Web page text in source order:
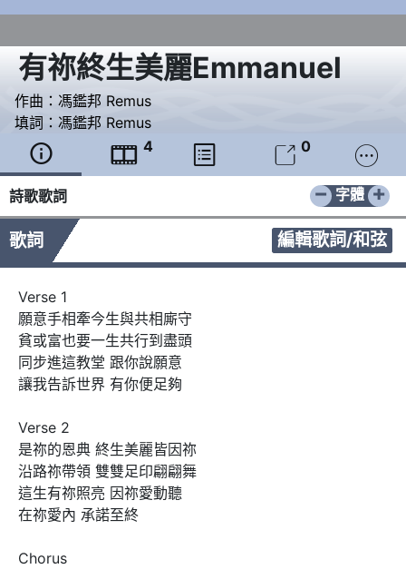
有祢終生美麗Emmanuel
作曲： 馮鑑邦 Remus
填詞： 馮鑑邦 Remus
  4   0 
詩歌歌詞 − +
字體
歌詞 編輯歌詞/和弦
Verse 1
願意手相牽今生與共相廝守
貧或富也要一生共行到盡頭
同步進這教堂 跟你說願意
讓我告訴世界 有你便足夠
Verse 2
是祢的恩典 終生美麗皆因祢
沿路祢帶領 雙雙足印翩翩舞
這生有祢照亮 因祢愛動聽
在祢愛內 承諾至終
Chorus